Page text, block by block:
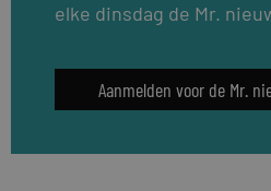
elke dinsdag de Mr.
Aanmelden voor de Mr.